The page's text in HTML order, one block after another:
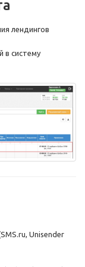
лендингов
в систему
Unisender